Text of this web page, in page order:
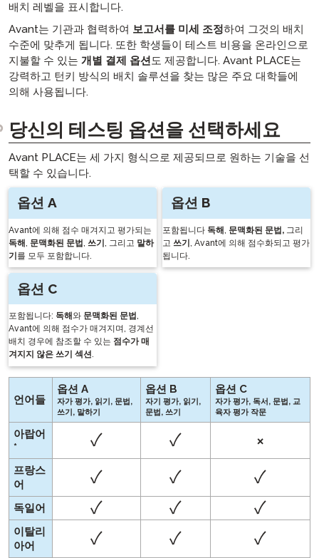
배치 레벨을 표시합니다.
Avant는 기관과 협력하여 보고서를 미세 조정하여 그것의 배치
수준에 맞추게 됩니다. 또한 학생들이 테스트 비용을 온라인으로
지불할 수 있는 개별 결제 옵션도 제공합니다. Avant PLACE는
강력하고 턴키 방식의 배치 솔루션을 찾는 많은 주요 대학들에
의해 사용됩니다.
당신의 테스팅 옵션을 선택하세요
Avant PLACE는 세 가지 형식으로 제공되므로 원하는 기술을 선
택할 수 있습니다.
옵션 A
Avant에 의해 점수 매겨지고 평가되는
독해, 문맥화된 문법, 쓰기 , 그리고 말하
기 를 모두 포함합니다.
옵션 B
포함됩니다 독해, 문맥화된 문법, 그리
고 쓰기 , Avant에 의해 점수화되고 평가
됩니다.
옵션 C
포함됩니다: 독해와 문맥화된 문법,
Avant에 의해 점수가 매겨지며, 경계선
배치 경우에 참조할 수 있는 점수가 매
겨지지 않은 쓰기 섹션.
언어들
옵션 A
자가 평가, 읽기, 문법,
쓰기, 말하기
옵션 B
자기 평가, 읽기,
문법, 쓰기
옵션 C
자가 평가, 독서, 문법, 교
육자 평가 작문
아랍어
*
✓ ✓ ×
프랑스
어
✓ ✓ ✓
독일어 ✓ ✓ ✓
이탈리
아어
✓ ✓ ✓